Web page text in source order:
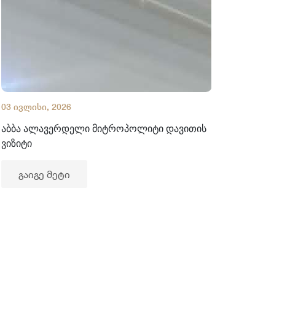
03 ივლისი, 2026
აბბა ალავერდელი მიტროპოლიტი დავითის
ვიზიტი
გაიგე მეტი